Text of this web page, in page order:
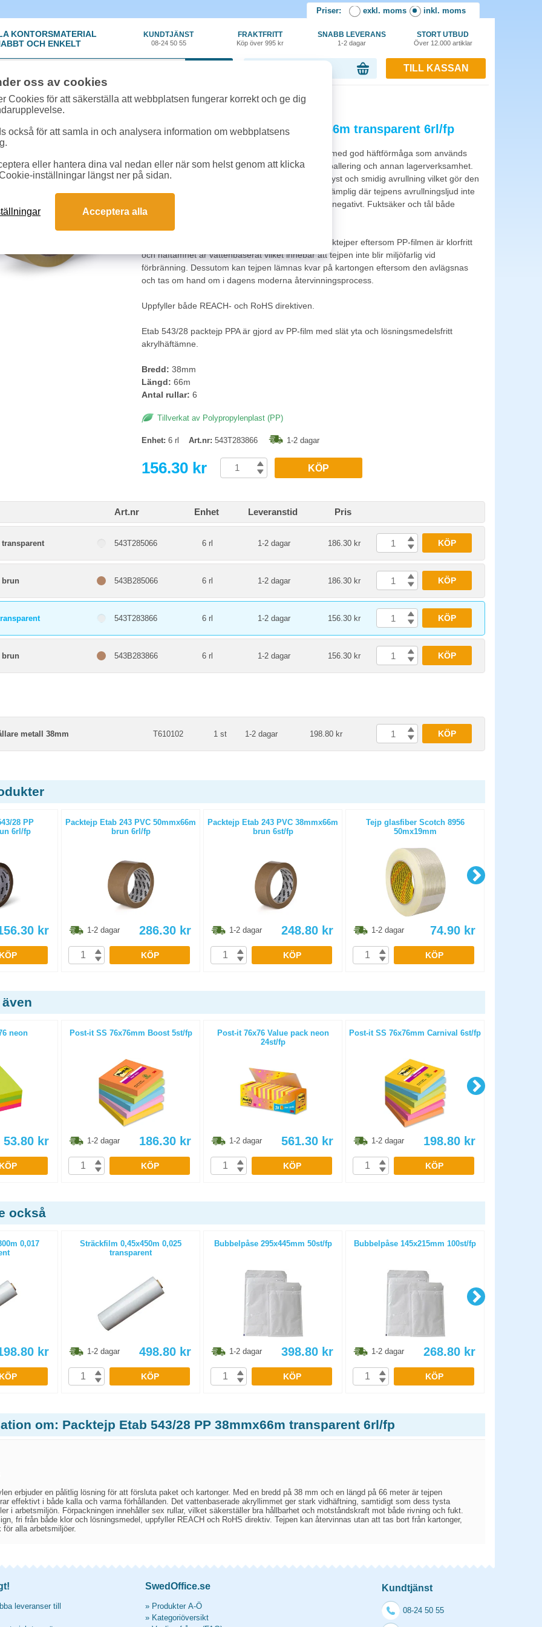
Priser: exkl. moms inkl. moms
KONTORSMATERIAL
OCH ENKELT
KUNDTJÄNST
08-24 50 55
FRAKTFRITT
Köp över 995 kr
SNABB LEVERANS
1-2 dagar
STORT UTBUD
Över 12.000 artiklar
TILL KASSAN
Emballage »Packtejp»Packtejp Etab 543/28 PP 38mmx66m transparent 6rl/fp
Packtejp Etab 543/28 PP 38mmx66m transparent 6rl/fp
Etab 543/28 packtejp PPA är en förpackningstejp med god häftförmåga som används
för pålitlig förslutning av kartonger och paket, emballering och annan lagerverksamhet.
Idealisk till lätta eller medeltunga kartonger. Med tyst och smidig avrullning vilket gör den
både enkel och bekväm att använda och mycket lämplig där tejpens avrullningsljud inte
får påverka varken användaren eller arbetsmiljön negativt. Fuktsäker och tål både
värme och kyla väl.
Ansedd som ett bättre miljöval än vissa andra packtejper eftersom PP-filmen är klorfritt
och häftämnet är vattenbaserat vilket innebär att tejpen inte blir miljöfarlig vid
förbränning. Dessutom kan tejpen lämnas kvar på kartongen eftersom den avlägsnas
och tas om hand om i dagens moderna återvinningsprocess.
Uppfyller både REACH- och RoHS direktiven.
Etab 543/28 packtejp PPA är gjord av PP-film med slät yta och lösningsmedelsfritt
akrylhäftämne.
Bredd: 38mm
Längd: 66m
Antal rullar: 6
Tillverkat av Polypropylenplast (PP)
Enhet: 6 rl Art.nr: 543T283866 1-2 dagar
156.30 kr KÖP
Art.nr Enhet Leveranstid Pris
543T285066 6 rl 1-2 dagar 186.30 kr KÖP
brun 543B285066 6 rl 1-2 dagar 186.30 kr KÖP
543T283866 6 rl 1-2 dagar 156.30 kr KÖP
brun 543B283866 6 rl 1-2 dagar 156.30 kr KÖP
metall 38mm T610102 1 st 1-2 dagar 198.80 kr KÖP
28 PP
6rl/fp
kr
KÖP
Packtejp Etab 243 PVC 50mmx66m
brun 6rl/fp
1-2 dagar 286.30 kr
KÖP
Packtejp Etab 243 PVC 38mmx66m
brun 6st/fp
1-2 dagar 248.80 kr
KÖP
Tejp glasfiber Scotch 8956
50mx19mm
1-2 dagar 74.90 kr
KÖP
neon
53.80 kr
KÖP
Post-it SS 76x76mm Boost 5st/fp
1-2 dagar 186.30 kr
KÖP
Post-it 76x76 Value pack neon
24st/fp
1-2 dagar 561.30 kr
KÖP
Post-it SS 76x76mm Carnival 6st/fp
1-2 dagar 198.80 kr
KÖP
också
0,017
kr
KÖP
Sträckfilm 0,45x450m 0,025
transparent
1-2 dagar 498.80 kr
KÖP
Bubbelpåse 295x445mm 50st/fp
1-2 dagar 398.80 kr
KÖP
Bubbelpåse 145x215mm 100st/fp
1-2 dagar 268.80 kr
KÖP
om: Packtejp Etab 543/28 PP 38mmx66m transparent 6rl/fp
erbjuder en pålitlig lösning för att försluta paket och kartonger. Med en bredd på 38 mm och en längd på 66 meter är tejpen
effektivt i både kalla och varma förhållanden. Det vattenbaserade akryllimmet ger stark vidhäftning, samtidigt som dess tysta
i arbetsmiljön. Förpackningen innehåller sex rullar, vilket säkerställer bra hållbarhet och motståndskraft mot både rivning och fukt.
fri från både klor och lösningsmedel, uppfyller REACH och RoHS direktiv. Tejpen kan återvinnas utan att tas bort från kartonger,
alla arbetsmiljöer.
leveranser till
SwedOffice.se
» Produkter A-Ö
» Kategoriöversikt
Kundtjänst
08-24 50 55
oss av cookies
Cookies för att säkerställa att webbplatsen fungerar korrekt och ge dig
också för att samla in och analysera information om webbplatsens
eller hantera dina val nedan eller när som helst genom att klicka
inställningar längst ner på sidan.
Acceptera alla